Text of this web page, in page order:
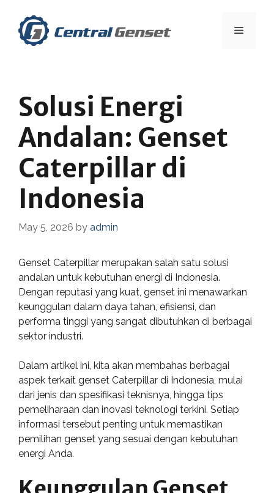
content
Menu
Solusi Energi
Andalan: Genset
Caterpillar di
Indonesia
May 5, 2026 by admin
Genset Caterpillar merupakan salah satu solusi
andalan untuk kebutuhan energi di Indonesia.
Dengan reputasi yang kuat, genset ini menawarkan
keunggulan dalam daya tahan, efisiensi, dan
performa tinggi yang sangat dibutuhkan di berbagai
sektor industri.
Dalam artikel ini, kita akan membahas berbagai
aspek terkait genset Caterpillar di Indonesia, mulai
dari jenis dan spesifikasi teknisnya, hingga tips
pemeliharaan dan inovasi teknologi terkini. Setiap
informasi tersebut penting untuk memastikan
pemilihan genset yang sesuai dengan kebutuhan
energi Anda.